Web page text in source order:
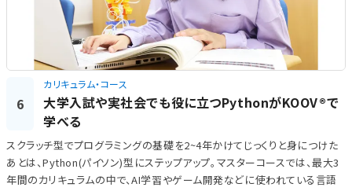
6
カリキュラム・コース
大学入試や実社会でも役に立つPythonがKOOV®で
学べる
スクラッチ型でプログラミングの基礎を2~4年かけてじっくりと身につけた
あとは、Python(パイソン)型にステップアップ。マスターコースでは、最大3
年間のカリキュラムの中で、AI学習やゲーム開発などに使われている言語